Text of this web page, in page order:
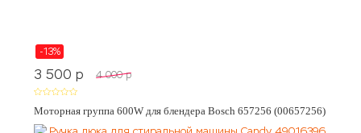
-13%
3 500 p 4 000 p
Моторная группа 600W для блендера Bosch 657256 (00657256)